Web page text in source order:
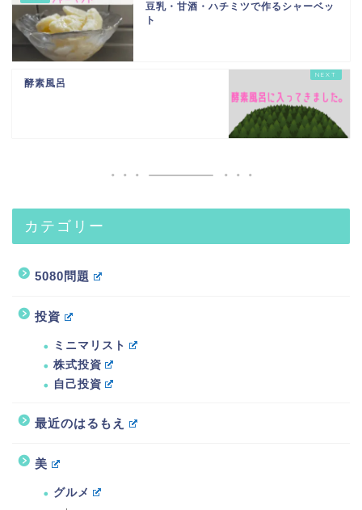
豆乳・甘酒・ハチミツで作るシャーベッ
ト
酵素風呂
カテゴリー
5080問題
投資
ミニマリスト
株式投資
自己投資
最近のはるもえ
美
グルメ